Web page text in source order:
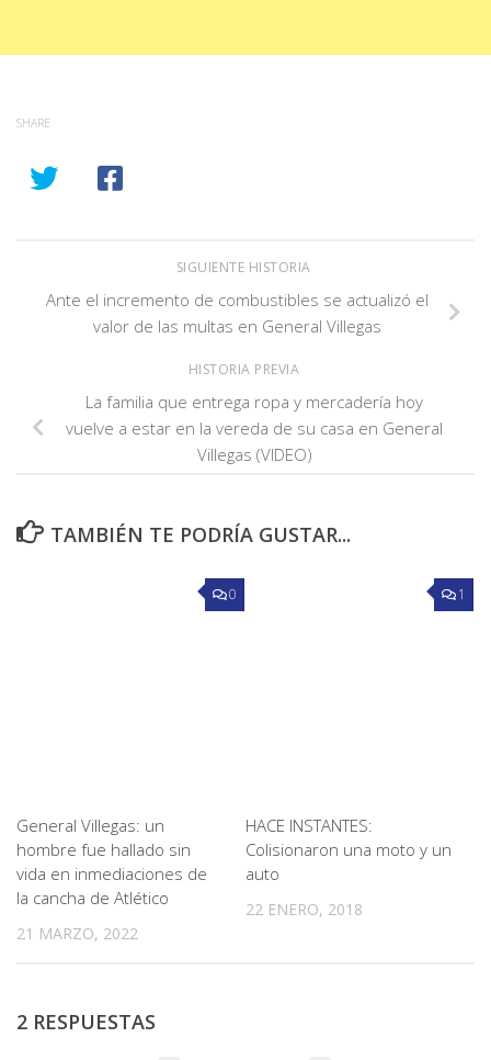
SHARE
SIGUIENTE HISTORIA
Ante el incremento de combustibles se actualizó el
valor de las multas en General Villegas
HISTORIA PREVIA
La familia que entrega ropa y mercadería hoy
vuelve a estar en la vereda de su casa en General
Villegas (VIDEO)
TAMBIÉN TE PODRÍA GUSTAR...
0
General Villegas: un
hombre fue hallado sin
vida en inmediaciones de
la cancha de Atlético
21 MARZO, 2022
1
HACE INSTANTES:
Colisionaron una moto y un
auto
22 ENERO, 2018
2 RESPUESTAS